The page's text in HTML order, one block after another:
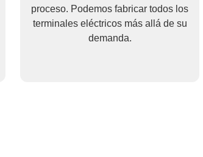
proceso. Podemos fabricar todos los
terminales eléctricos más allá de su
demanda.